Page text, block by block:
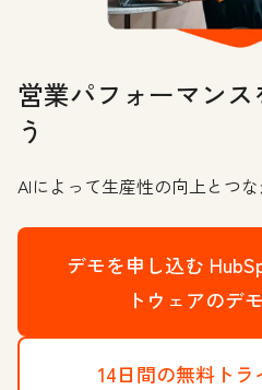
営業パフォーマン
う
AIによって生産性の向上とつ
デモを申し込む
トウェアのデ
14日間の無料ト